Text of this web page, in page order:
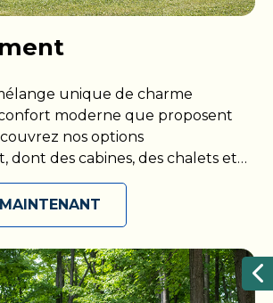
unique de charme
moderne que proposent
dont des cabines, des chalets et
certains de nos campings à
Profitez de la beauté de la
moderne, le tout sans
équipées avec
et foyer extérieurs, et